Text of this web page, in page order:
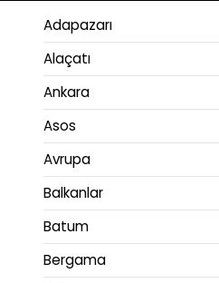
Adapazarı
Alaçatı
Ankara
Asos
Avrupa
Balkanlar
Batum
Bergama